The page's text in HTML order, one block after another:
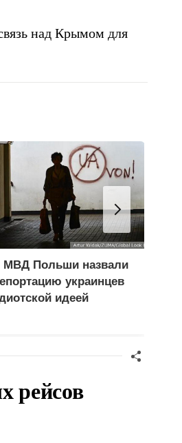
над Крымом для
МВД Польши назвали
украинцев
идеей
рейсов